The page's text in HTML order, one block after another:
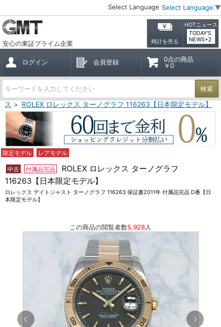
Select Language Select Language ▼
安心の東証プライム企業 時計を売る
HOTニュース
TODAY'S
NEWS+2
ログイン 会員登録
0点の商品
￥0
検索
ス ROLEX ロレックス ターノグラフ 116263【日本限定モデル】
限定モデル レアモデル
中古 付属品完品
ROLEX ロレックス ターノグラフ
116263【日本限定モデル】
ロレックス デイトジャスト ターノグラフ 116263 保証書2011年 付属品完品 D番【日
本限定モデル】
この商品の閲覧者数5,928人